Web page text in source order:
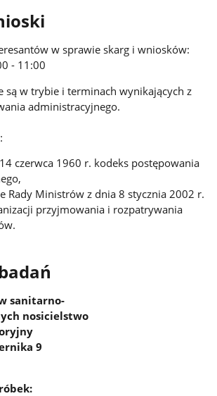
w sprawie skarg i wniosków:
- 11:00
są w trybie i terminach wynikających z
administracyjnego.
czerwca 1960 r. kodeks postępowania
Rady Ministrów z dnia 8 stycznia 2002 r.
przyjmowania i rozpatrywania
sanitarno-
nosicielstwo
9